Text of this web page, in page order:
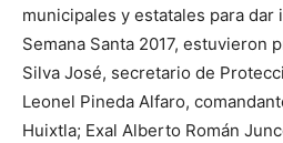
municipales y estatales para dar
Semana Santa 2017, estuvieron
Silva José, secretario de
Leonel Pineda Alfaro,
Huixtla; Exal Alberto Román